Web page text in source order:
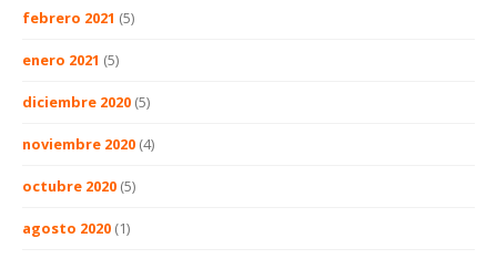
febrero 2021 (5)
enero 2021 (5)
diciembre 2020 (5)
noviembre 2020 (4)
octubre 2020 (5)
agosto 2020 (1)